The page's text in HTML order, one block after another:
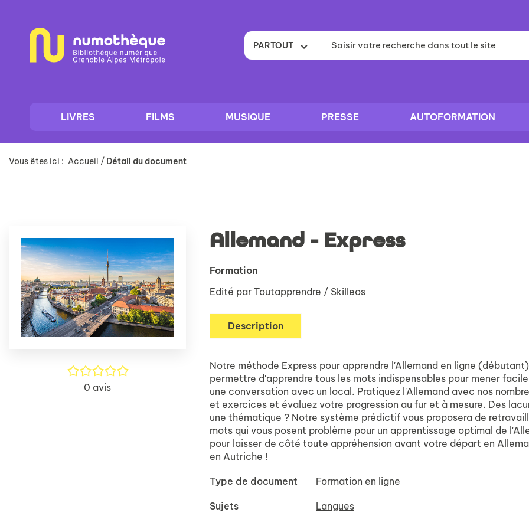
contenu
PARTOUT
LIVRES FILMS MUSIQUE PRESSE AUTOFORMATION
Vous êtes ici : Accueil / Détail du document
/5
0 avis
Allemand - Express
Formation
Edité par Toutapprendre / Skilleos
Description
Notre méthode Express pour apprendre l'Allemand en ligne
permettre d'apprendre tous les mots indispensables pour mener
une conversation avec un local. Pratiquez l'Allemand avec nos
et exercices et évaluez votre progression au fur et à mesure. Des
une thématique ? Notre système prédictif vous proposera de
mots qui vous posent problème pour un apprentissage optimal de
pour laisser de côté toute appréhension avant votre départ en
en Autriche !
Type de document Formation en ligne
Sujets Langues